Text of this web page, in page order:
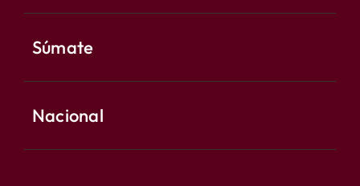
Súmate
Nacional